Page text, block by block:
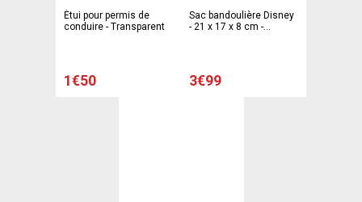
Étui pour permis de
conduire - Transparent
1€50
Sac bandoulière Disney
- 21 x 17 x 8 cm -
3€99